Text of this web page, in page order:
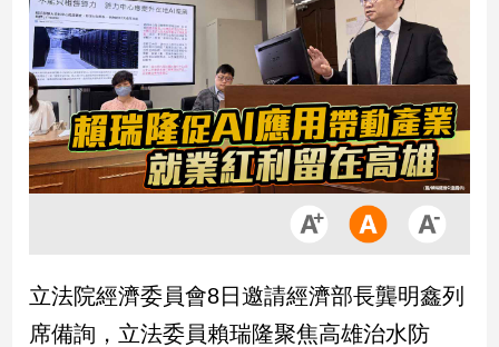
股
市
房
地
產
品
政
治
立法院經濟委員會8日邀請經濟部長龔明鑫列
席備詢，立法委員賴瑞隆聚焦高雄治水防